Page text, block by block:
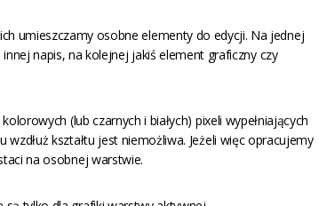
umieszczamy osobne elementy do edycji. Na jednej
napis, na kolejnej jakiś element graficzny czy
(lub czarnych i białych) pixeli wypełniających
kształtu jest niemożliwa. Jeżeli więc opracujemy
na osobnej warstwie.